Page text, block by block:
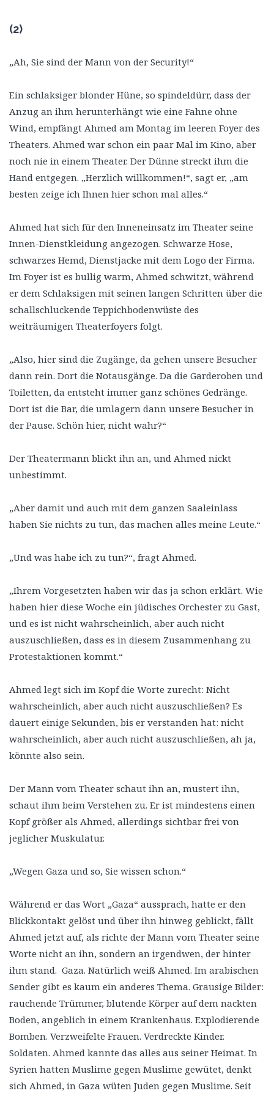
(2)
„Ah, Sie sind der Mann von der Security!“
Ein schlaksiger blonder Hüne, so spindeldürr, dass der
Anzug an ihm herunterhängt wie eine Fahne ohne
Wind, empfängt Ahmed am Montag im leeren Foyer des
Theaters. Ahmed war schon ein paar Mal im Kino, aber
noch nie in einem Theater. Der Dünne streckt ihm die
Hand entgegen. „Herzlich willkommen!“, sagt er, „am
besten zeige ich Ihnen hier schon mal alles.“
Ahmed hat sich für den Inneneinsatz im Theater seine
Innen-Dienstkleidung angezogen. Schwarze Hose,
schwarzes Hemd, Dienstjacke mit dem Logo der Firma.
Im Foyer ist es bullig warm, Ahmed schwitzt, während
er dem Schlaksigen mit seinen langen Schritten über die
schallschluckende Teppichbodenwüste des
weiträumigen Theaterfoyers folgt.
„Also, hier sind die Zugänge, da gehen unsere Besucher
dann rein. Dort die Notausgänge. Da die Garderoben und
Toiletten, da entsteht immer ganz schönes Gedränge.
Dort ist die Bar, die umlagern dann unsere Besucher in
der Pause. Schön hier, nicht wahr?“
Der Theatermann blickt ihn an, und Ahmed nickt
unbestimmt.
„Aber damit und auch mit dem ganzen Saaleinlass
haben Sie nichts zu tun, das machen alles meine Leute.“
„Und was habe ich zu tun?“, fragt Ahmed.
„Ihrem Vorgesetzten haben wir das ja schon erklärt. Wie
haben hier diese Woche ein jüdisches Orchester zu Gast,
und es ist nicht wahrscheinlich, aber auch nicht
auszuschließen, dass es in diesem Zusammenhang zu
Protestaktionen kommt.“
Ahmed legt sich im Kopf die Worte zurecht: Nicht
wahrscheinlich, aber auch nicht auszuschließen? Es
dauert einige Sekunden, bis er verstanden hat: nicht
wahrscheinlich, aber auch nicht auszuschließen, ah ja,
könnte also sein.
Der Mann vom Theater schaut ihn an, mustert ihn,
schaut ihm beim Verstehen zu. Er ist mindestens einen
Kopf größer als Ahmed, allerdings sichtbar frei von
jeglicher Muskulatur.
„Wegen Gaza und so, Sie wissen schon.“
Während er das Wort „Gaza“ aussprach, hatte er den
Blickkontakt gelöst und über ihn hinweg geblickt, fällt
Ahmed jetzt auf, als richte der Mann vom Theater seine
Worte nicht an ihn, sondern an irgendwen, der hinter
ihm stand. Gaza. Natürlich weiß Ahmed. Im arabischen
Sender gibt es kaum ein anderes Thema. Grausige Bilder:
rauchende Trümmer, blutende Körper auf dem nackten
Boden, angeblich in einem Krankenhaus. Explodierende
Bomben. Verzweifelte Frauen. Verdreckte Kinder.
Soldaten. Ahmed kannte das alles aus seiner Heimat. In
Syrien hatten Muslime gegen Muslime gewütet, denkt
sich Ahmed, in Gaza wüten Juden gegen Muslime. Seit